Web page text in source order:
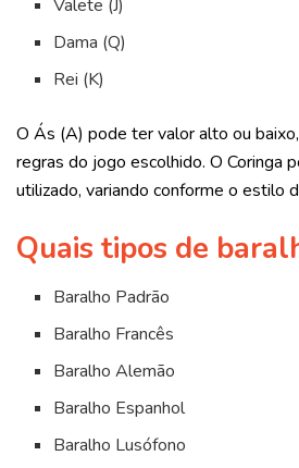
Valete (J)
Dama (Q)
Rei (K)
O Ás (A) pode ter valor alto ou
regras do jogo escolhido. O Coringa
utilizado, variando conforme o estilo
Quais tipos de
Baralho Padrão
Baralho Francês
Baralho Alemão
Baralho Espanhol
Baralho Lusófono